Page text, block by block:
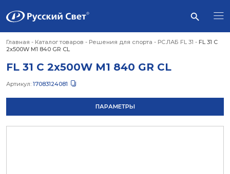
Главная - Каталог товаров - Решения для спорта - РС.ЛАБ FL 31 - FL 31 C
2x500W M1 840 GR CL
FL 31 C 2x500W M1 840 GR CL
Артикул: 17083124081
ПАРАМЕТРЫ